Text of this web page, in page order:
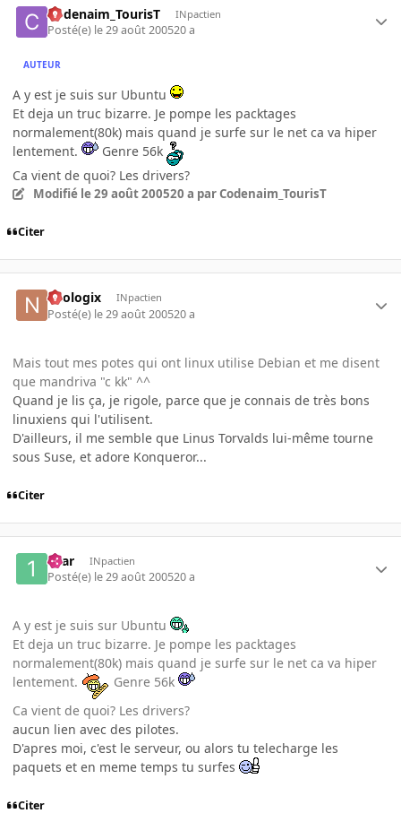
Codenaim_TourisT INpactien
Posté(e) le 29 août 200520 a
AUTEUR
A y est je suis sur Ubuntu
Et deja un truc bizarre. Je pompe les packtages
normalement(80k) mais quand je surfe sur le net ca va hiper
lentement.
Genre 56k
Ca vient de quoi? Les drivers?
Modifié le 29 août 200520 a par Codenaim_TourisT
Citer
neologix INpactien
Posté(e) le 29 août 200520 a
Mais tout mes potes qui ont linux utilise Debian et me disent
que mandriva "c kk" ^^
Quand je lis ça, je rigole, parce que je connais de très bons
linuxiens qui l'utilisent.
D'ailleurs, il me semble que Linus Torvalds lui-même tourne
sous Suse, et adore Konqueror...
Citer
16ar INpactien
Posté(e) le 29 août 200520 a
A y est je suis sur Ubuntu
Et deja un truc bizarre. Je pompe les packtages
normalement(80k) mais quand je surfe sur le net ca va hiper
lentement.
Genre 56k
Ca vient de quoi? Les drivers?
aucun lien avec des pilotes.
D'apres moi, c'est le serveur, ou alors tu telecharge les
paquets et en meme temps tu surfes
Citer